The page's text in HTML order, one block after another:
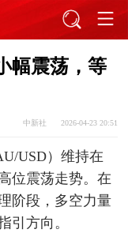
幅震荡，等
中新社 2026-04-23 20:51
USD）维持在
位震荡走势。在
阶段，多空力量
引方向。